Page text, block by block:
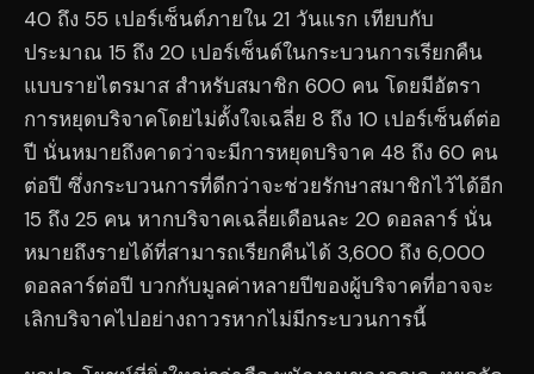
40 ถึง 55 เปอร์เซ็นต์ภายใน 21 วันแรก เทียบกับ
ประมาณ 15 ถึง 20 เปอร์เซ็นต์ในกระบวนการเรียกคืน
แบบรายไตรมาส สำหรับสมาชิก 600 คน โดยมีอัตรา
การหยุดบริจาคโดยไม่ตั้งใจเฉลี่ย 8 ถึง 10 เปอร์เซ็นต์ต่อ
ปี นั่นหมายถึงคาดว่าจะมีการหยุดบริจาค 48 ถึง 60 คน
ต่อปี ซึ่งกระบวนการที่ดีกว่าจะช่วยรักษาสมาชิกไว้ได้อีก
15 ถึง 25 คน หากบริจาคเฉลี่ยเดือนละ 20 ดอลลาร์ นั่น
หมายถึงรายได้ที่สามารถเรียกคืนได้ 3,600 ถึง 6,000
ดอลลาร์ต่อปี บวกกับมูลค่าหลายปีของผู้บริจาคที่อาจจะ
เลิกบริจาคไปอย่างถาวรหากไม่มีกระบวนการนี้